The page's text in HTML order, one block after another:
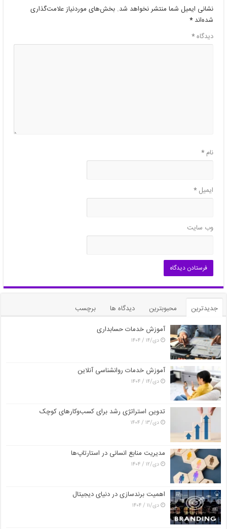
نشانی ایمیل شما منتشر نخواهد شد. بخش‌های موردنیاز علامت‌گذاری
شده‌اند*
دیدگاه*
نام*
ایمیل*
وب‌ سایت
جدیدترین محبوبترین دیدگاه ها
برچسب
آموزش خدمات حسابداری
دی/۱۴ / ۱۴۰۴
آموزش خدمات روانشناسی آنلاین
دی/۱۴ / ۱۴۰۴
تدوین استراتژی رشد برای کسب‌وکارهای کوچک
دی/۱۳ / ۱۴۰۴
مدیریت منابع انسانی در استارتاپ‌ها
دی/۱۲ / ۱۴۰۴
اهمیت برندسازی در دنیای دیجیتال
دی/۱۱ / ۱۴۰۴